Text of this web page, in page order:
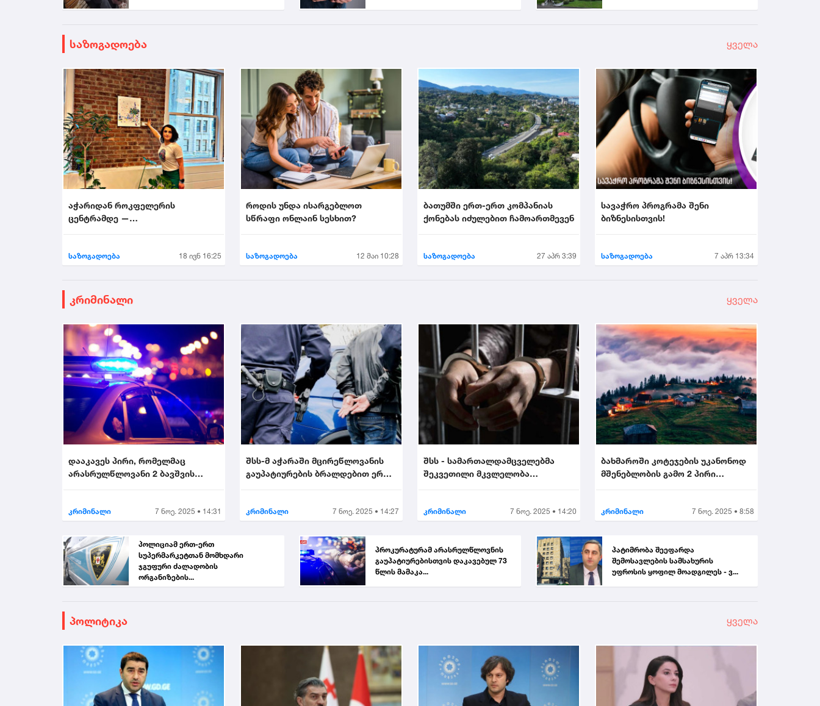
საზოგადოება ყველა
აჭარიდან როკფელერის
ცენტრამდე —
საზოგადოება 18 ივნ 16:25
როდის უნდა ისარგებლოთ
სწრაფი ონლაინ სესხით?
საზოგადოება 12 მაი 10:28
ბათუმში ერთ-ერთ კომპანიას
ქონებას იძულებით ჩამოართმევენ
საზოგადოება 27 აპრ 3:39
სავაჭრო პროგრამა შენი
ბიზნესისთვის!
საზოგადოება 7 აპრ 13:34
კრიმინალი ყველა
დააკავეს პირი, რომელმაც
არასრულწლოვანი 2 ბავშვის
კრიმინალი 7 ნოე. 2025 • 14:31
შსს-მ აჭარაში მცირეწლოვანის
გაუპატიურების ბრალდებით ერთი
კრიმინალი 7 ნოე. 2025 • 14:27
შსს - სამართალდამცველებმა
შეკვეთილი მკვლელობა
კრიმინალი 7 ნოე. 2025 • 14:20
ბახმაროში კოტეჯების უკანონოდ
მშენებლობის გამო 2 პირი
კრიმინალი 7 ნოე. 2025 • 8:58
პოლიციამ ერთ-ერთ
სუპერმარკეტთან მომხდარი
ჯგუფური ძალადობის
ორგანიზების...
პროკურატურამ არასრულწლოვნის
გაუპატიურებისთვის დაკავებულ 73
წლის მამაკა...
პატიმრობა შეეფარდა
შემოსავლების სამსახურის
უფროსის ყოფილ მოადგილეს - ვ...
პოლიტიკა ყველა